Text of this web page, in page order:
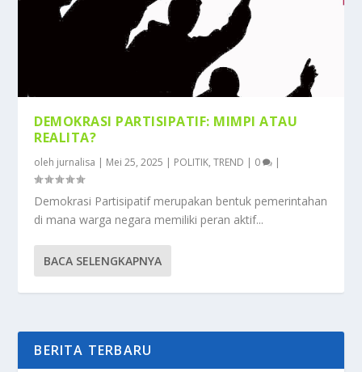
DEMOKRASI PARTISIPATIF: MIMPI ATAU
REALITA?
oleh jurnalisa | Mei 25, 2025 | POLITIK,TREND | 0 |
Demokrasi Partisipatif merupakan bentuk pemerintahan
di mana warga negara memiliki peran aktif...
BACA SELENGKAPNYA
BERITA TERBARU